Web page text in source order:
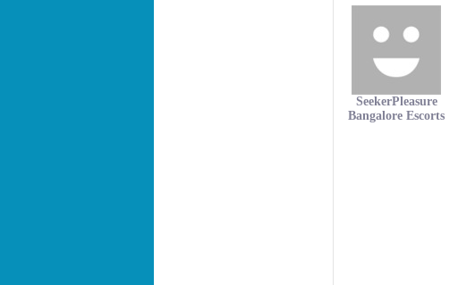
SeekerPleasure
Bangalore Escorts